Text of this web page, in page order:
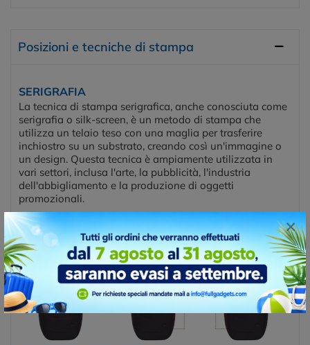
×
Posizioni e tecniche di stampa
SERIGRAFIA
La tecnica di stampa serigrafica, anche conosciuta come
serigrafia o silk-screen, è un metodo di stampa che
utilizza un telaio teso con una maglia per trasferire
inchiostro su un substrato, creando così un'immagine o
un design. Questa tecnica è ampiamente utilizzata in
vari settori, inclusa l'arte, la pubblicità, l'industria
dell'abbigliamento e la produzione di oggetti
promozionali.
Posizioni di stampa
FRONT LEFT RIGHT